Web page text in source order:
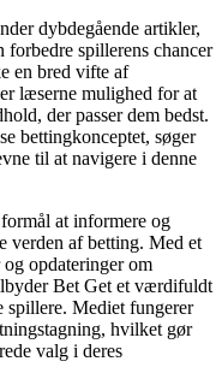
dybdegående artikler,
forbedre spillerens chancer
en bred vifte af
læserne mulighed for at
der passer dem bedst.
bettingkonceptet, søger
til at navigere i denne
at informere og
verden af betting. Med et
opdateringer om
Bet Get et værdifuldt
Mediet fungerer
hvilket gør
valg i deres